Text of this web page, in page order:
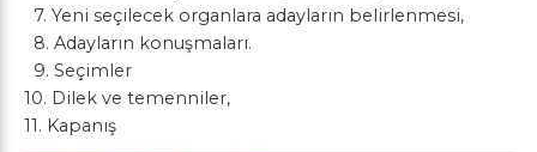
7.⁠ ⁠Yeni seçilecek organlara adayların belirlenmesi,
8.⁠ ⁠Adayların konuşmaları.
9.⁠ ⁠Seçimler
10.⁠ ⁠Dilek ve temenniler,
11.⁠ ⁠Kapanış